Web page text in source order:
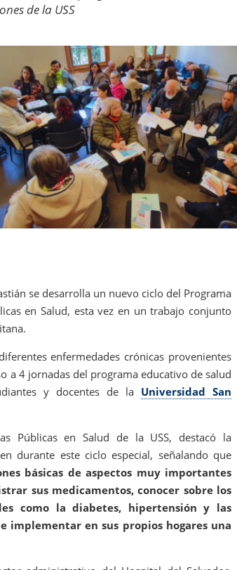
de la USS
se desarrolla un nuevo ciclo del Programa
en Salud, esta vez en un trabajo conjunto
enfermedades crónicas provenientes
a 4 jornadas del programa educativo de salud
y docentes de la Universidad San
Públicas en Salud de la USS, destacó la
durante este ciclo especial, señalando que
básicas de aspectos muy importantes
sus medicamentos, conocer sobre los
como la diabetes, hipertensión y las
implementar en sus propios hogares una
enfermedades periodontales. Sin